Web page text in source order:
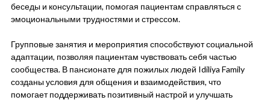
беседы и консультации, помогая пациентам справляться с
эмоциональными трудностями и стрессом.
Групповые занятия и мероприятия способствуют социальной
адаптации, позволяя пациентам чувствовать себя частью
сообщества. В пансионате для пожилых людей Idiliya Family
созданы условия для общения и взаимодействия, что
помогает поддерживать позитивный настрой и улучшать